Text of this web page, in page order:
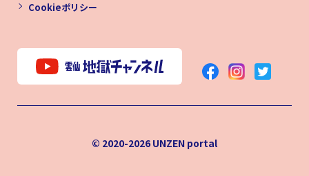
Cookieポリシー
© 2020-2026 UNZEN portal